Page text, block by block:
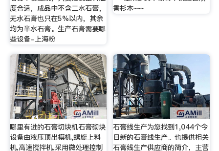
度合适，成品中不含二水石膏，
无水石膏也只在5%以内，其余
均为半水石膏。生产石膏需要哪
些设备-上海粉
香杉木~~~
哪里有进的石膏切块机石膏砌块
设备由液压顶出模机,螺旋上料
机,高速搅拌机,采用微处理控制
石膏线生产为您找到1,044个今
日新的石膏线生产。也提供相关
石膏线生产供应商的简介，主营